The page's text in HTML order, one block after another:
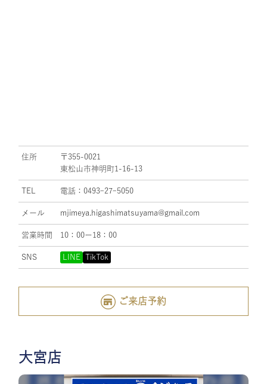
住所
〒355-0021
東松山市神明町1-16-13
TEL 電話：0493ｰ27ｰ5050
メール mjimeya.higashimatsuyama@gmail.com
営業時間 10：00ー18：00
SNS LINE TikTok
ご来店予約
大宮店